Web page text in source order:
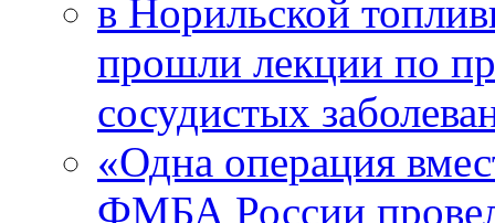
в Норильской
прошли лекции по
сосудистых
«Одна операция
ФМБА России